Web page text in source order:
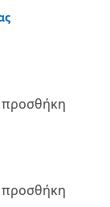
προσθήκη
προσθήκη